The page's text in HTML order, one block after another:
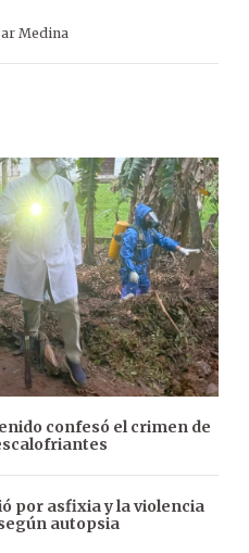
Medina
confesó el crimen de
por asfixia y la violencia
autopsia